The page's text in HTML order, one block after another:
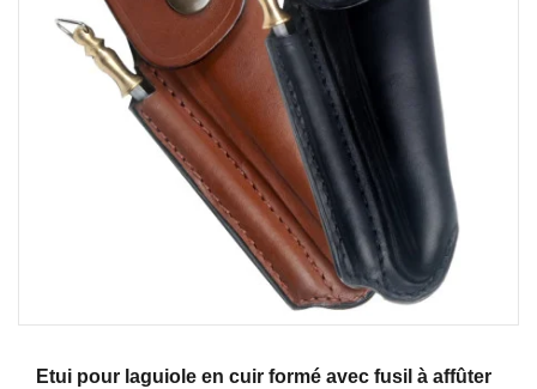
Etui pour laguiole en cuir formé avec fusil à affûter